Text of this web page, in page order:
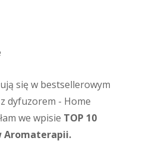
się w bestsellerowym
dyfuzorem - Home
we wpisie TOP 10
Aromaterapii.